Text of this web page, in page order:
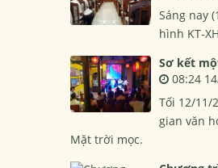
Sáng nay
hình KT-
Sơ kết
08:24
Tối 12/11/
gian văn
Mặt trời mọc.